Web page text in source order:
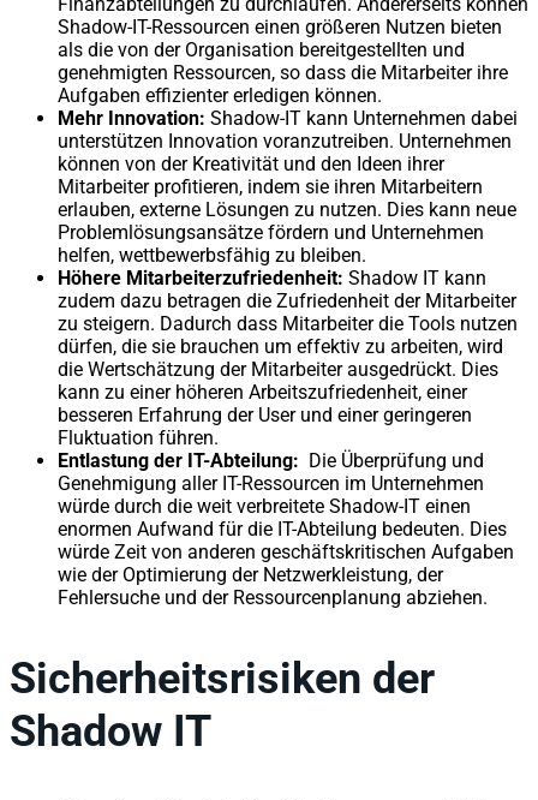
Shadow-IT-Ressourcen einen größeren Nutzen bieten
als die von der Organisation bereitgestellten und
genehmigten Ressourcen, so dass die Mitarbeiter ihre
Aufgaben effizienter erledigen können.
Mehr Innovation: Shadow-IT kann Unternehmen dabei
unterstützen Innovation voranzutreiben. Unternehmen
können von der Kreativität und den Ideen ihrer
Mitarbeiter profitieren, indem sie ihren Mitarbeitern
erlauben, externe Lösungen zu nutzen. Dies kann neue
Problemlösungsansätze fördern und Unternehmen
helfen, wettbewerbsfähig zu bleiben.
Höhere Mitarbeiterzufriedenheit: Shadow IT kann
zudem dazu betragen die Zufriedenheit der Mitarbeiter
zu steigern. Dadurch dass Mitarbeiter die Tools nutzen
dürfen, die sie brauchen um effektiv zu arbeiten, wird
die Wertschätzung der Mitarbeiter ausgedrückt. Dies
kann zu einer höheren Arbeitszufriedenheit, einer
besseren Erfahrung der User und einer geringeren
Fluktuation führen.
Entlastung der IT-Abteilung: Die Überprüfung und
Genehmigung aller IT-Ressourcen im Unternehmen
würde durch die weit verbreitete Shadow-IT einen
enormen Aufwand für die IT-Abteilung bedeuten. Dies
würde Zeit von anderen geschäftskritischen Aufgaben
wie der Optimierung der Netzwerkleistung, der
Fehlersuche und der Ressourcenplanung abziehen.
Sicherheitsrisiken der
Shadow IT